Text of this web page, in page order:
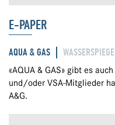
E-PAPER
AQUA & GAS
«AQUA & GAS» gibt es
und/oder VSA-Mitglieder
A&G.